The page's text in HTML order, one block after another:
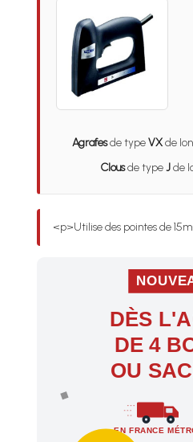
Agrafesde typeVXde
Clousde typeJde
<p>Utilise des pointes de
NOUVEAU !
DÈS
DE 4
OU
EN FRANCE